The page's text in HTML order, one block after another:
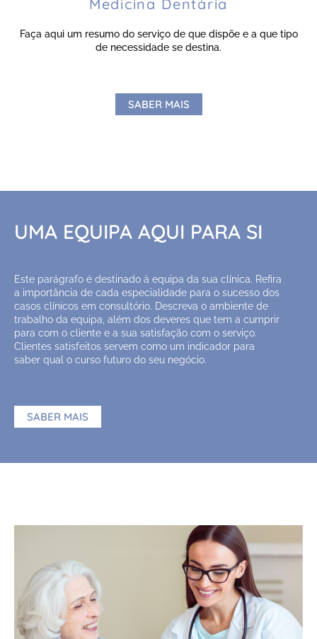
Medicina Dentária
Faça aqui um resumo do serviço de que dispõe e a que tipo
de necessidade se destina.
SABER MAIS
UMA EQUIPA AQUI PARA SI
Este parágrafo é destinado à equipa da sua clínica. Refira
a importância de cada especialidade para o sucesso dos
casos clínicos em consultório. Descreva o ambiente de
trabalho da equipa, além dos deveres que tem a cumprir
para com o cliente e a sua satisfação com o serviço.
Clientes satisfeitos servem como um indicador para
saber qual o curso futuro do seu negócio.
SABER MAIS